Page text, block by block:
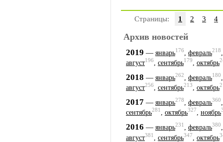
Страницы: 1 2 3 4
Архив новостей
2019 — январь176 февраль218
август196, сентябрь179, октябрь
2018 — январь262 февраль180
август256, сентябрь213, октябрь
2017 — январь278 февраль360
сентябрь281, октябрь327, ноябрь
2016 — январь231 февраль380
август381 сентябрь347 октябрь